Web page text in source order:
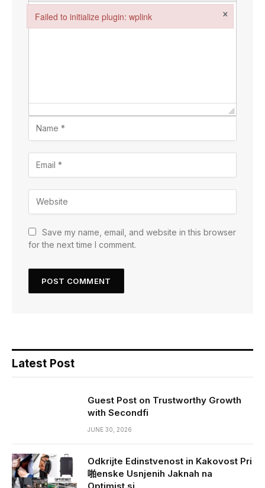
Save my name, email, and website in this browser
for the next time I comment.
Latest Post
Guest Post on Trustworthy Growth
with Secondfi
JUNE 30, 2026
Odkrijte Edinstvenost in Kakovost Pri
啪enske Usnjenih Jaknah na
Optimist.si
Failed to initialize plugin: wplink ×
Failed to initialize plugin: wplink